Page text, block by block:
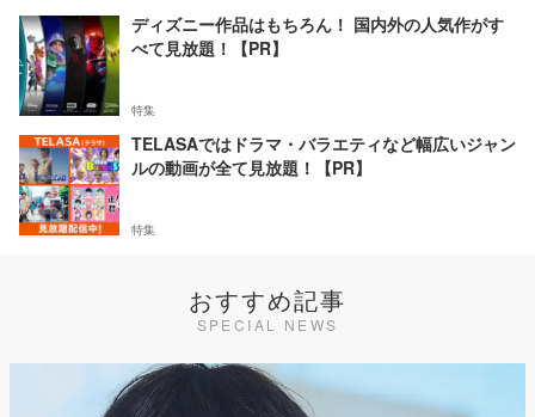
ディズニー作品はもちろん！ 国内外の人気作がす
べて見放題！【PR】
特集
TELASAではドラマ・バラエティなど幅広いジャン
ルの動画が全て見放題！【PR】
特集
おすすめ記事
SPECIAL NEWS